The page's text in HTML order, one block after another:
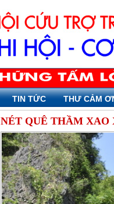
TIN TỨC THƯ CẢM
NÉT QUÊ THẦM XAO